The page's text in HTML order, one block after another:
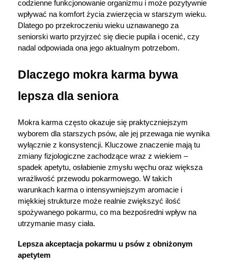
codzienne funkcjonowanie organizmu i może pozytywnie
wpływać na komfort życia zwierzęcia w starszym wieku.
Dlatego po przekroczeniu wieku uznawanego za
seniorski warto przyjrzeć się diecie pupila i ocenić, czy
nadal odpowiada ona jego aktualnym potrzebom.
Dlaczego mokra karma bywa
lepsza dla seniora
Mokra karma często okazuje się praktyczniejszym
wyborem dla starszych psów, ale jej przewaga nie wynika
wyłącznie z konsystencji. Kluczowe znaczenie mają tu
zmiany fizjologiczne zachodzące wraz z wiekiem –
spadek apetytu, osłabienie zmysłu węchu oraz większa
wrażliwość przewodu pokarmowego. W takich
warunkach karma o intensywniejszym aromacie i
miękkiej strukturze może realnie zwiększyć ilość
spożywanego pokarmu, co ma bezpośredni wpływ na
utrzymanie masy ciała.
Lepsza akceptacja pokarmu u psów z obniżonym
apetytem